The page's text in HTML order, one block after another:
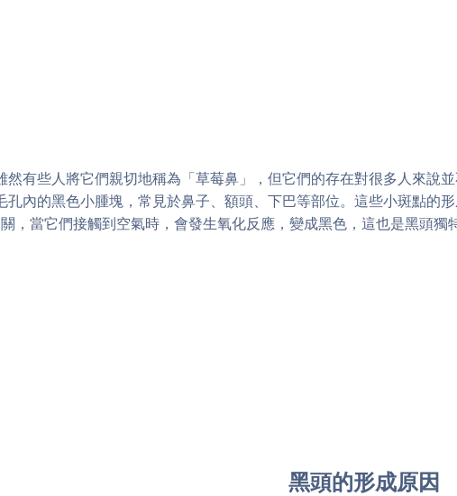
有些人將它們親切地稱為「草莓鼻」，但它們的存在對很多人來說
孔內的黑色小腫塊，常見於鼻子、額頭、下巴等部位。這些小斑點的
關，當它們接觸到空氣時，會發生氧化反應，變成黑色，這也是黑頭獨
黑頭的形成原因